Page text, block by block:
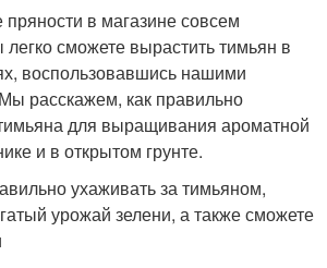
в магазине совсем
сможете вырастить тимьян в
воспользовавшись нашими
расскажем, как правильно
для выращивания ароматной
и в открытом грунте.
ухаживать за тимьяном,
урожай зелени, а также сможете